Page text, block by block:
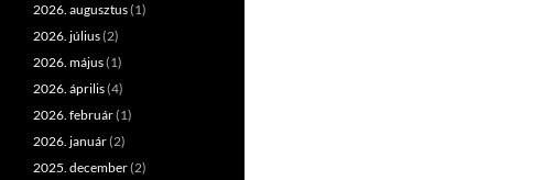
2026. augusztus(1)
2026. július(2)
2026. május(1)
2026. április(4)
2026. február(1)
2026. január(2)
2025. december(2)